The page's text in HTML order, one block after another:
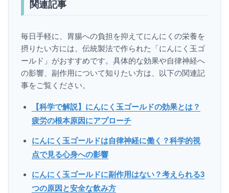
関連記事
毎日手軽に、胃腸への負担を抑えてにんにくの栄養を
摂りたい方には、伝統製法で作られた「にんにく玉ゴ
ールド」がおすすめです。具体的な効果や自律神経へ
の影響、副作用について知りたい方は、以下の関連記
事をご覧ください。
【科学で解説】にんにく玉ゴールドの効果とは？
疲労の根本原因にアプローチ
にんにく玉ゴールドは自律神経に働く？科学的視
点で見る心身への影響
にんにく玉ゴールドに副作用はない？考えられる3
つの原因と安全な飲み方